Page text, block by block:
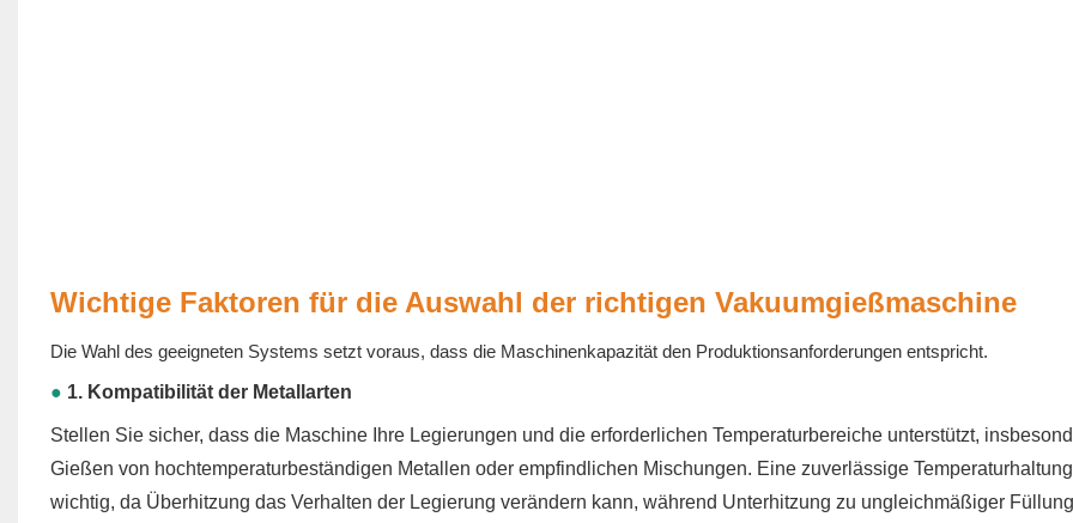
Wichtige Faktoren für die Auswahl der richtigen Vakuumgießmaschine
Die Wahl des geeigneten Systems setzt voraus, dass die Maschinenkapazität den Produktionsanforderungen entspricht.
● 1. Kompatibilität der Metallarten
Stellen Sie sicher, dass die Maschine Ihre Legierungen und die erforderlichen Temperaturbereiche unterstützt,
Gießen von hochtemperaturbeständigen Metallen oder empfindlichen Mischungen. Eine zuverlässige
wichtig, da Überhitzung das Verhalten der Legierung verändern kann, während Unterhitzung zu ungleichmäßiger